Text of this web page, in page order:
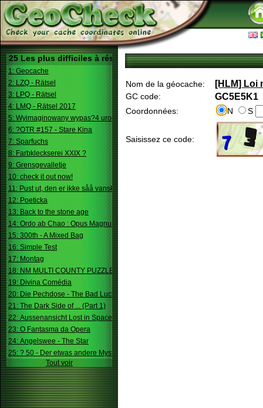
25 Les plus difficiles à résoudre
1: Geocache
2: LZQ - Rätsel
3: LPQ - Rätsel
4: LMQ - Rätsel 2017
5: Wyimaginowany wypas?4 urodziny
6: ?OTR #157 - Stare Kina
7: Sparfuchs
8: Farbkleckserei XXIX ?
9: Grensgevalletje
10: check it out now!
11: Pust ut, den er ikke såå vanskelig.
12: Poeticka
13: Back to the stone age
14: Ordo ab Chao : Opus Magnum
15: 300th - A Mixed Bag
16: Simple Test
17: Montag
18: NM MULTI COUNTY PUZZLE
19: Divina Comédia
20: Die Pechdose - The Bad Luck Box
21: The Dark Side of ... (Part 1)
22: Aussenansicht Lost in Space
23: O Fantasma da Opera
24: Angelswee - The Star
25: ? 50 - Der etwas andere Mystery
Tout voir
Nom de la géocache: [HLM] Loi
GC code: GC5E5K1
Coordonnées: N S
Saisissez ce code: